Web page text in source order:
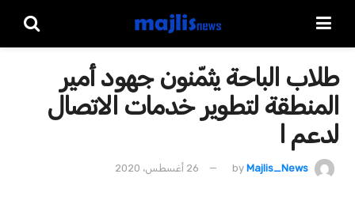
طلاب الباحة يثمّنون جهود أمير
المنطقة لتطوير خدمات الاتصال
لدعم ا
by Majlis_News 26 أغسطس، 2020